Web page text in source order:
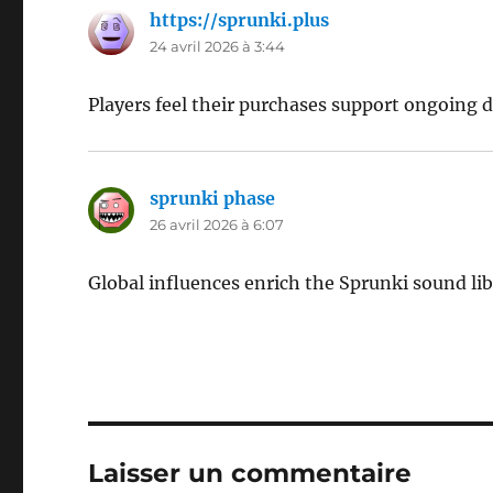
https://sprunki.plus
24 avril 2026 à 3:44
Players feel their purchases support ongoing
sprunki phase
26 avril 2026 à 6:07
Global influences enrich the Sprunki sound
Laisser un commentaire